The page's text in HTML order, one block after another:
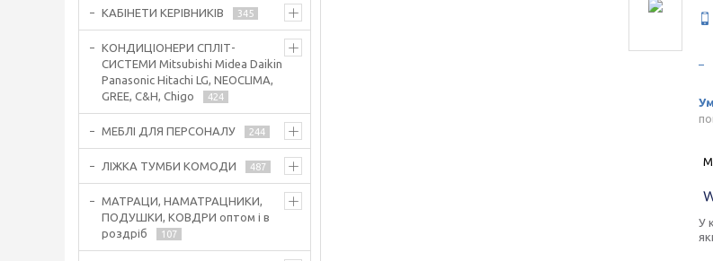
У
КАБІНЕТИ КЕРІВНИКІВ 345
КОНДИЦІОНЕРИ СПЛІТ-
СИСТЕМИ Mitsubishi Midea Daikin
Panasonic Hitachi LG, NEOCLIMA,
GREE, C&H, Chigo
424
МЕБЛІ ДЛЯ ПЕРСОНАЛУ 244
ЛІЖКА ТУМБИ КОМОДИ 487
МАТРАЦИ, НАМАТРАЦНИКИ,
ПОДУШКИ, КОВДРИ оптом і в
роздріб
107